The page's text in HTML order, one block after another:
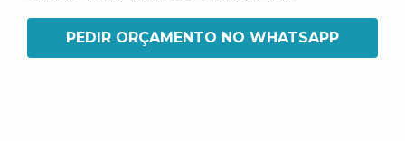
PEDIR ORÇAMENTO NO WHATSAPP